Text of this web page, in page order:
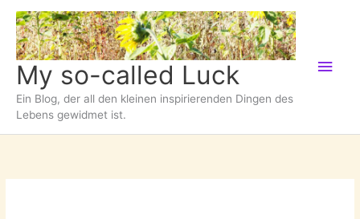
Zum
Inhalt
springen
My so-called Luck
Ein Blog, der all den kleinen inspirierenden Dingen des
Lebens gewidmet ist.